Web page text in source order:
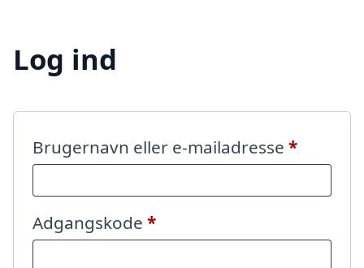
Log ind
Brugernavn eller e-mailadresse *
Adgangskode *Påkrævet